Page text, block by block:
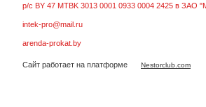
р/с BY 47 MTBK 3013 0001 0933 0004 2425 в ЗАО
intek-pro@mail.ru
arenda-prokat.by
Сайт работает на платформе Nestorclub.com